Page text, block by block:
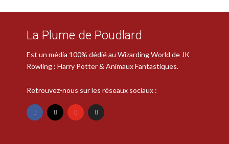
La Plume de Poudlard
Est un média 100% dédié au Wizarding World de JK
Rowling : Harry Potter & Animaux Fantastiques.
Retrouvez-nous sur les réseaux sociaux :